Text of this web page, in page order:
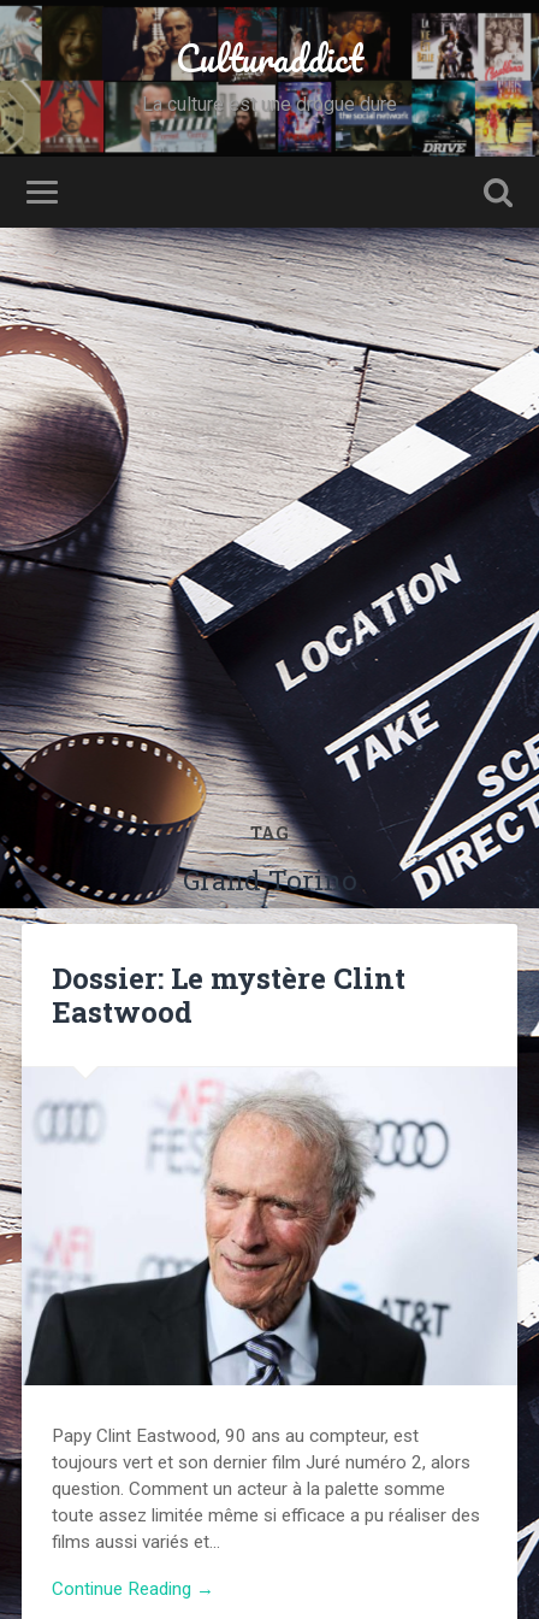
Culturaddict
La culture est une drogue dure
TAG
Grand Torino
Dossier: Le mystère Clint
Eastwood
Papy Clint Eastwood, 90 ans au compteur, est
toujours vert et son dernier film Juré numéro 2, alors
question. Comment un acteur à la palette somme
toute assez limitée même si efficace a pu réaliser des
films aussi variés et…
Continue Reading →